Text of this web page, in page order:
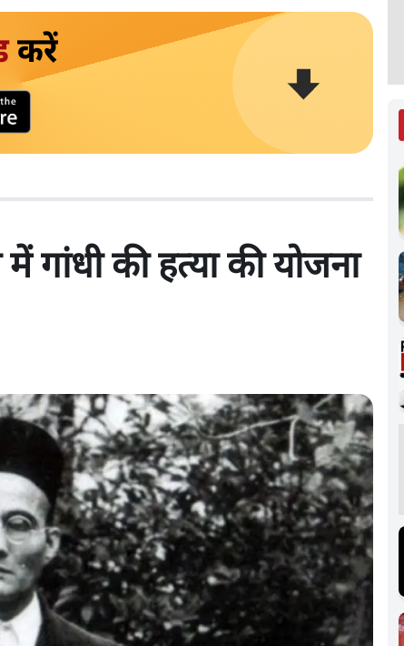
करें
गांधी की हत्या की योजना